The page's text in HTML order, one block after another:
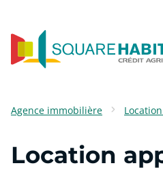
Agence immobilière
Location